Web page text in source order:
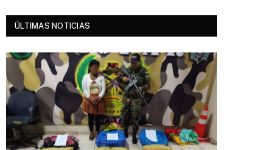
ÚLTIMAS NOTICIAS